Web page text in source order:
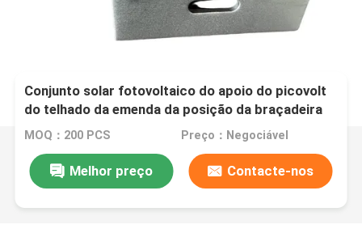
Conjunto solar fotovoltaico do apoio do picovolt
do telhado da emenda da posição da braçadeira
da emenda do telhado A2
MOQ：200 PCS Preço：Negociável
Melhor preço Contacte-nos